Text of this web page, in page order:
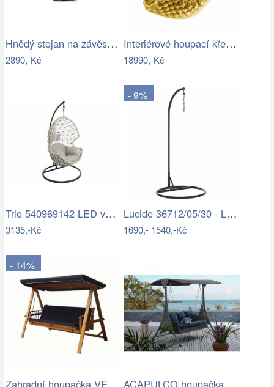
Hnědý stojan na závěsné houpací křeslo…
2890,-Kč
Interiérové houpací křeslo Swingy In…
18990,-Kč
Trio 540969142 LED venkovní sloupek…
3135,-Kč
- 9%
Lucide 36712/05/30 - LED Stojací lampa…
1690,-1540,-Kč
- 14%